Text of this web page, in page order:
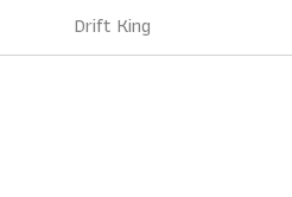
Drift King